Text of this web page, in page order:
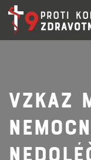
VZKAZ